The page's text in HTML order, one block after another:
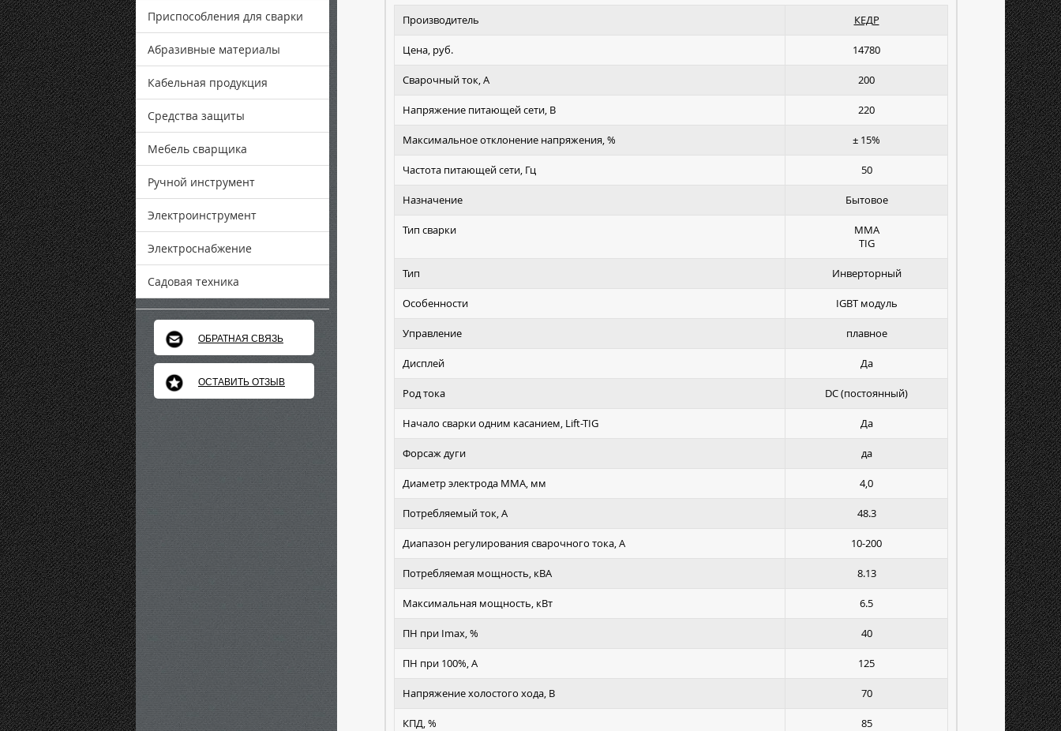
Производитель КЕДР
Цена, руб. 14780
Сварочный ток, А 200
Напряжение питающей сети, В 220
Максимальное отклонение напряжения, % ± 15%
Частота питающей сети, Гц 50
Назначение Бытовое
Тип сварки
MMA
TIG
Тип Инверторный
Особенности IGBT модуль
Управление плавное
Дисплей Да
Род тока DC (постоянный)
Начало сварки одним касанием, Lift-TIG Да
Форсаж дуги да
Диаметр электрода MMA, мм 4,0
Потребляемый ток, А 48.3
Диапазон регулирования сварочного тока, А 10-200
Потребляемая мощность, кВА 8.13
Максимальная мощность, кВт 6.5
ПН при Imax, % 40
ПН при 100%, А 125
Напряжение холостого хода, В 70
КПД, % 85
Приспособления для сварки
Абразивные материалы
Кабельная продукция
Средства защиты
Мебель сварщика
Ручной инструмент
Электроинструмент
Электроснабжение
Садовая техника
ОБРАТНАЯ СВЯЗЬ
ОСТАВИТЬ ОТЗЫВ